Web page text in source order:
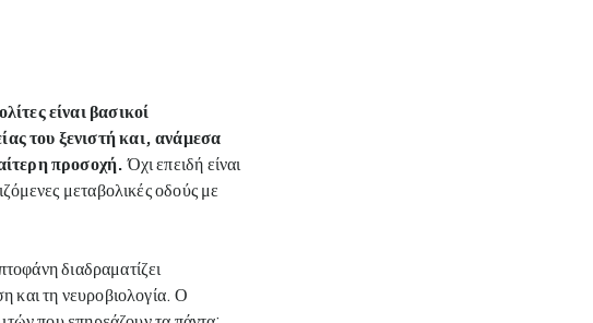
είναι βασικοί
του ξενιστή και, ανάμεσα
προσοχή. Όχι επειδή είναι
μεταβολικές οδούς με
διαδραματίζει
και τη νευροβιολογία. Ο